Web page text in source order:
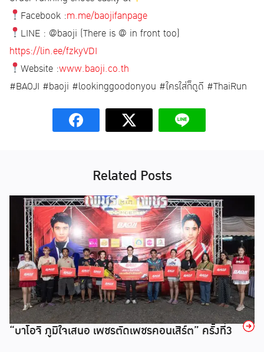
Facebook :m.me/baojifanpage
LINE : @baoji (There is @ in front too)
https://lin.ee/fzkyVDI
Website :www.baoji.co.th
#BAOJI #baoji #lookinggoodonyou #ใครใส่ก็ดูดี #ThaiRun
Related Posts
“บาโอจิ ภูมิใจเสนอ เพชรตัดเพชรคอนเสิร์ต” ครั้งที่3 →